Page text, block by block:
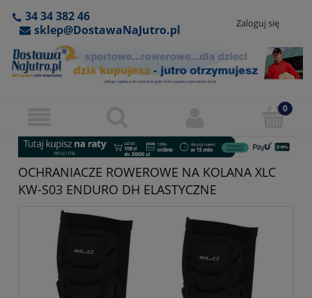
34 34 382 46
sklep@DostawaNaJutro.pl
Zaloguj się
OCHRANIACZE ROWEROWE NA KOLANA XLC
KW-S03 ENDURO DH ELASTYCZNE